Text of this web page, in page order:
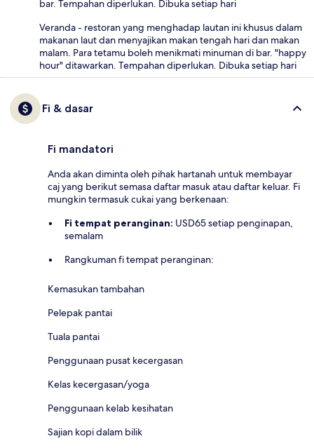
bar. Tempahan diperlukan. Dibuka setiap hari
Veranda - restoran yang menghadap lautan ini khusus dalam
makanan laut dan menyajikan makan tengah hari dan makan
malam. Para tetamu boleh menikmati minuman di bar. "happy
hour" ditawarkan. Tempahan diperlukan. Dibuka setiap hari
Fi & dasar
Fi mandatori
Anda akan diminta oleh pihak hartanah untuk membayar
caj yang berikut semasa daftar masuk atau daftar keluar. Fi
mungkin termasuk cukai yang berkenaan:
Fi tempat peranginan: USD65 setiap penginapan,
semalam
Rangkuman fi tempat peranginan:
Kemasukan tambahan
Pelepak pantai
Tuala pantai
Penggunaan pusat kecergasan
Kelas kecergasan/yoga
Penggunaan kelab kesihatan
Sajian kopi dalam bilik